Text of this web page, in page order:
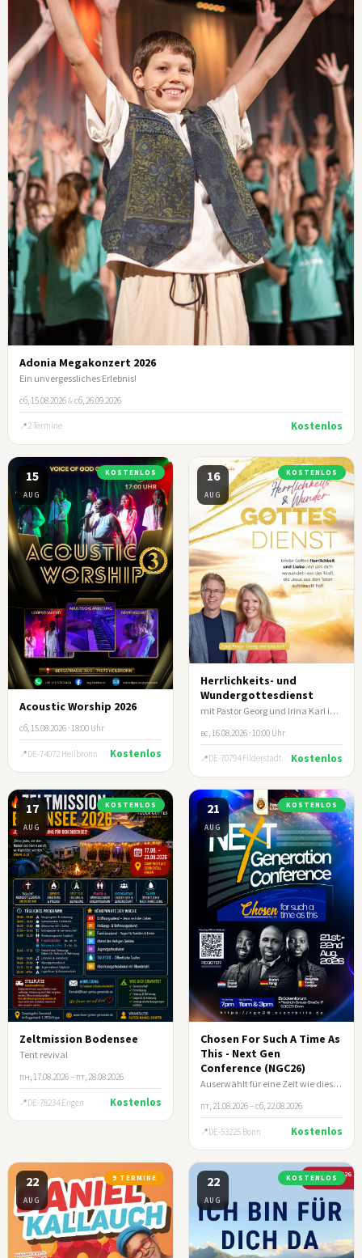
Adonia Megakonzert 2026
Ein unvergessliches Erlebnis!
сб, 15.08.2026&сб, 26.09.2026
2 Termine Kostenlos
15
AUG
KOSTENLOS
Acoustic Worship 2026
сб, 15.08.2026 · 18:00 Uhr
DE-74072 Heilbronn Kostenlos
16
AUG
KOSTENLOS
Herrlichkeits- und
Wundergottesdienst
mit Pastor Georg und Irina Karl in Filderstadt/Stuttgart
вс, 16.08.2026 · 10:00 Uhr
DE-70794 Filderstadt Kostenlos
17
AUG
KOSTENLOS
Zeltmission Bodensee
Tent revival
пн, 17.08.2026 – пт, 28.08.2026
DE-78234 Engen Kostenlos
21
AUG
KOSTENLOS
Chosen For Such A Time As
This - Next Gen
Conference (NGC26)
Auserwählt für eine Zeit wie diese (Esth 4:14)
пт, 21.08.2026 – сб, 22.08.2026
DE-53225 Bonn Kostenlos
22
AUG
9 TERMINE 22
AUG
KOSTENLOS